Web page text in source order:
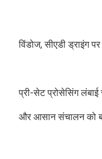
विंडोज, सीएडी ड्राइंग
प्री-सेट प्रोसेसिंग लंबाई
और आसान संचालन को